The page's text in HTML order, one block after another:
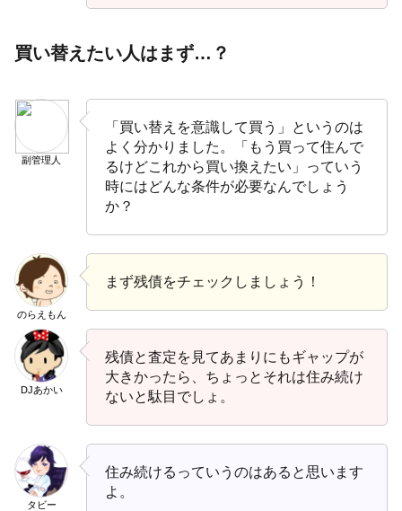
買い替えたい人はまず…？
副管理人
「買い替えを意識して買う」というのは
よく分かりました。「もう買って住んで
るけどこれから買い換えたい」っていう
時にはどんな条件が必要なんでしょう
か？
のらえもん
まず残債をチェックしましょう！
DJあかい
残債と査定を見てあまりにもギャップが
大きかったら、ちょっとそれは住み続け
ないと駄目でしょ。
タビー
住み続けるっていうのはあると思います
よ。